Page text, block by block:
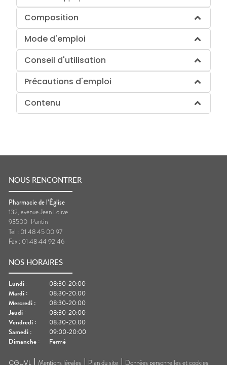
Composition
Mode d'emploi
Conseil d'utilisation
Précautions d'emploi
Contenu
NOUS RENCONTRER
Pharmacie de l’Église
132, avenue Jean Lolive
93500 Pantin
Tel : 01 48 45 00 97
Fax : 01 48 44 92 46
NOS HORAIRES
Lundi :
08:30-20:00
Mardi :
08:30-20:00
Mercredi :
08:30-20:00
Jeudi :
08:30-20:00
Vendredi :
08:30-20:00
Samedi :
09:00-20:00
Dimanche : Fermé
CGUVL Mentions légales Plan du site Données personnelles et cookies